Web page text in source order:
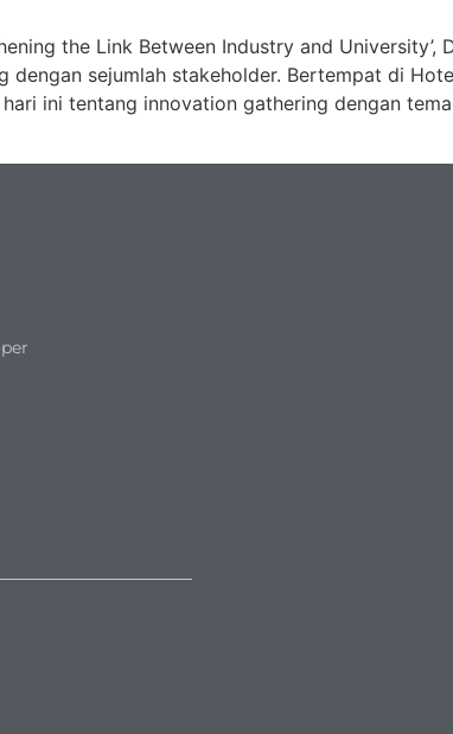
the Link Between Industry and University’,
sejumlah stakeholder. Bertempat di
ini tentang innovation gathering dengan